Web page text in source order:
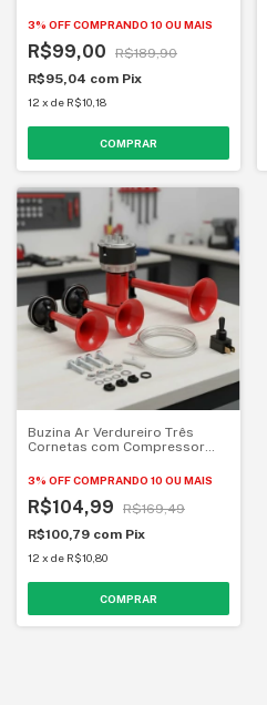
3% OFFCOMPRANDO 10 OU MAIS
R$99,00
R$189,90
R$95,04 com Pix
12 x de R$10,18
Buzina Ar Verdureiro Três
Cornetas com Compressor
3% OFFCOMPRANDO 10 OU MAIS
R$104,99
R$169,49
R$100,79 com Pix
12 x de R$10,80